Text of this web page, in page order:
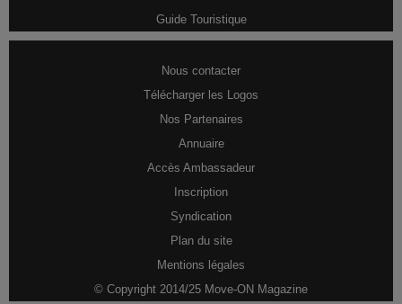
Guide Touristique
Nous contacter
Télécharger les Logos
Nos Partenaires
Annuaire
Accès Ambassadeur
Inscription
Syndication
Plan du site
Mentions légales
© Copyright 2014/25 Move-ON Magazine